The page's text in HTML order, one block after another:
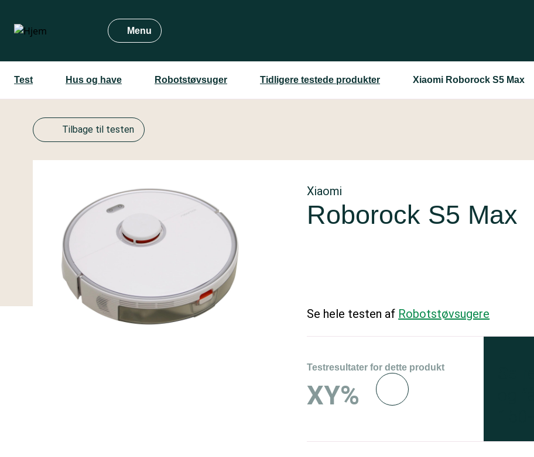
hovedindhold
Menu
Test Hus og have Robotstøvsuger Tidligere testede produkter Xiaomi Roborock S5 Max
Tilbage til testen
Xiaomi
Roborock S5 Max
Se hele testen af Robotstøvsugere
Testresultater for dette produkt
XY%